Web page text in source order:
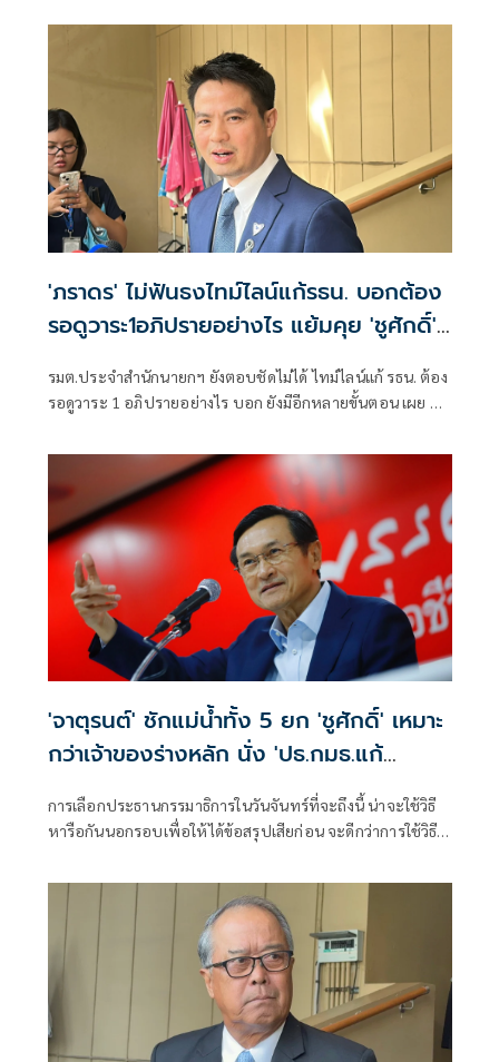
'ภราดร' ไม่ฟันธงไทม์ไลน์แก้รธน. บอกต้อง
รอดูวาระ1อภิปรายอย่างไร แย้มคุย 'ชูศักดิ์'
รมต.ประจำสำนักนายกฯ ยังตอบชัดไม่ได้ ไทม์ไลน์แก้ รธน. ต้อง
รอดูวาระ 1 อภิปรายอย่างไร บอก ยังมีอีกหลายขั้นตอน เผย คุย
'จาตุรนต์' ชักแม่น้ำทั้ง 5 ยก 'ชูศักดิ์' เหมาะ
กว่าเจ้าของร่างหลัก นั่ง 'ปธ.กมธ.แก้
การเลือกประธานกรรมาธิการในวันจันทร์ที่จะถึงนี้ น่าจะใช้วิธี
หารือกันนอกรอบเพื่อให้ได้ข้อสรุปเสียก่อน จะดีกว่าการใช้วิธี